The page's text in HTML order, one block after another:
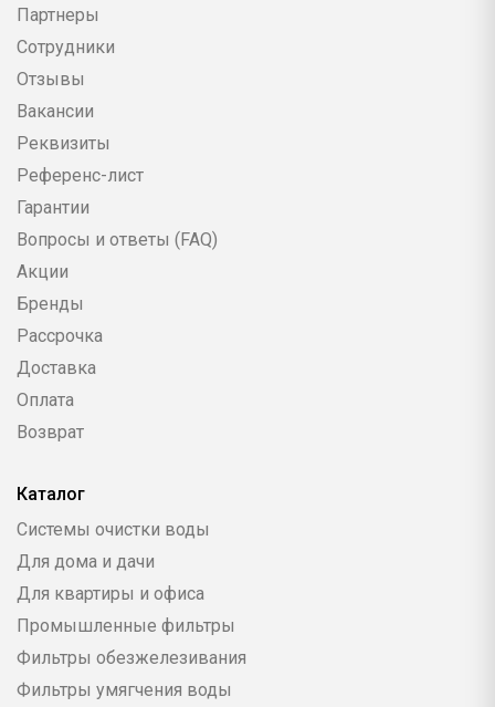
Партнеры
Сотрудники
Отзывы
Вакансии
Реквизиты
Референс-лист
Гарантии
Вопросы и ответы (FAQ)
Акции
Бренды
Рассрочка
Доставка
Оплата
Возврат
Каталог
Системы очистки воды
Для дома и дачи
Для квартиры и офиса
Промышленные фильтры
Фильтры обезжелезивания
Фильтры умягчения воды